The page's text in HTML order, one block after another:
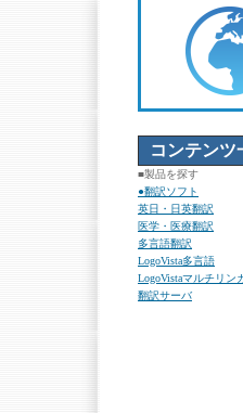
コンテンツ
■製品を探す
●翻訳ソフト
英日・日英翻訳
医学・医療翻訳
多言語翻訳
LogoVista多言語
LogoVistaマルチリン
翻訳サーバ